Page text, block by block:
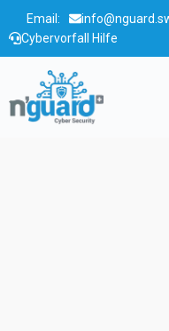
Email:
Cybervorfall Hilfe